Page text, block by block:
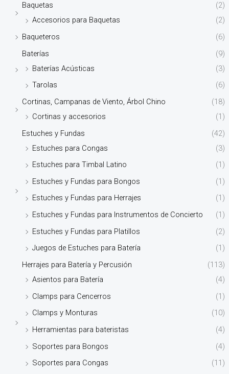
Baquetas
(2)
Accesorios para Baquetas
(2)
Baqueteros
(6)
Baterías
(9)
Baterías Acústicas
(3)
Tarolas
(6)
Cortinas, Campanas de Viento, Árbol Chino
(18)
Cortinas y accesorios
(1)
Estuches y Fundas
(42)
Estuches para Congas
(3)
Estuches para Timbal Latino
(1)
Estuches y Fundas para Bongos
(1)
Estuches y Fundas para Herrajes
(1)
Estuches y Fundas para Instrumentos de Concierto
(1)
Estuches y Fundas para Platillos
(2)
Juegos de Estuches para Batería
(1)
Herrajes para Batería y Percusión
(113)
Asientos para Batería
(4)
Clamps para Cencerros
(1)
Clamps y Monturas
(10)
Herramientas para bateristas
(4)
Soportes para Bongos
(4)
Soportes para Congas
(11)